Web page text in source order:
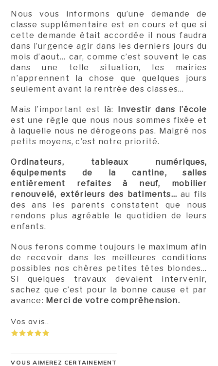
Nous vous informons qu’une demande de
classe supplémentaire est en cours et que si
cette demande était accordée il nous faudra
dans l’urgence agir dans les derniers jours du
mois d’aout… car, comme c’est souvent le cas
dans une telle situation, les mairies
n’apprennent la chose que quelques jours
seulement avant la rentrée des classes…
Mais l’important est là:
Investir dans l’école
est une règle que nous nous sommes fixée et
à laquelle nous ne dérogeons pas. Malgré nos
petits moyens, c’est notre priorité.
Ordinateurs, tableaux numériques,
équipements de la cantine, salles
entièrement refaites à neuf, mobilier
renouvelé, extérieurs des batiments… au fils
des ans les parents constatent que nous
rendons plus agréable le quotidien de leurs
enfants.
Nous ferons comme toujours le maximum afin
de recevoir dans les meilleures conditions
possibles nos chères petites têtes blondes…
Si quelques travaux devaient intervenir,
sachez que c’est pour la bonne cause et par
avance: Merci de votre compréhension.
Vos avis..
VOUS AIMEREZ CERTAINEMENT